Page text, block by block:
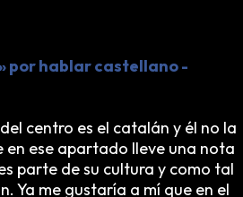
por hablar castellano -
centro es el catalán y él no la
en ese apartado lleve una nota
parte de su cultura y como tal
Ya me gustaría a mí que en el